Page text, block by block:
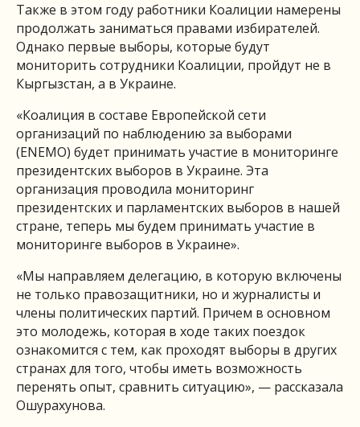
Также в этом году работники Коалиции намерены
продолжать заниматься правами избирателей.
Однако первые выборы, которые будут
мониторить сотрудники Коалиции, пройдут не в
Кыргызстан, а в Украине.
«Коалиция в составе Европейской сети
организаций по наблюдению за выборами
(ENEMO) будет принимать участие в мониторинге
президентских выборов в Украине. Эта
организация проводила мониторинг
президентских и парламентских выборов в нашей
стране, теперь мы будем принимать участие в
мониторинге выборов в Украине».
«Мы направляем делегацию, в которую включены
не только правозащитники, но и журналисты и
члены политических партий. Причем в основном
это молодежь, которая в ходе таких поездок
ознакомится с тем, как проходят выборы в других
странах для того, чтобы иметь возможность
перенять опыт, сравнить ситуацию», — рассказала
Ошурахунова.